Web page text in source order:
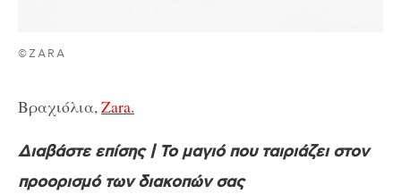
©ZARA
Βραχιόλια,Zara.
Διαβάστε επίσης | Το μαγιό που ταιριάζει στον
προορισμό των διακοπών σας